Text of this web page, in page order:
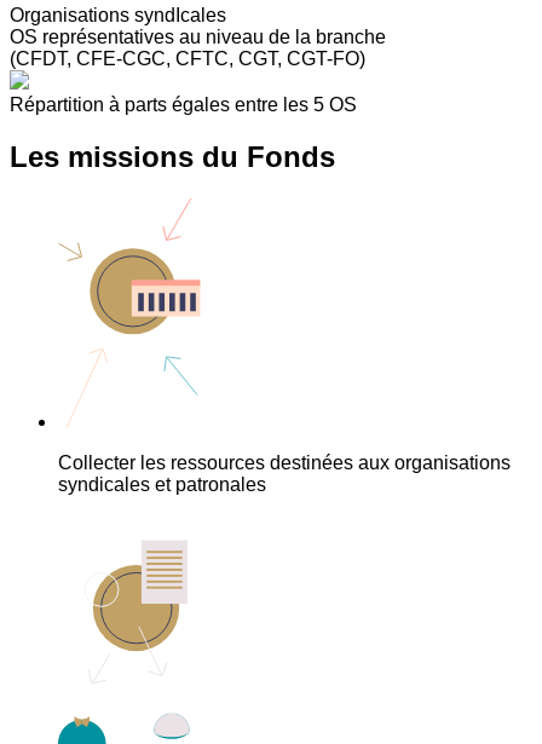
Organisations syndIcales
OS représentatives au niveau de la branche
(CFDT, CFE-CGC, CFTC, CGT, CGT-FO)
Répartition à parts égales entre les 5 OS
Les missions du Fonds
Collecter les ressources destinées aux organisations
syndicales et patronales